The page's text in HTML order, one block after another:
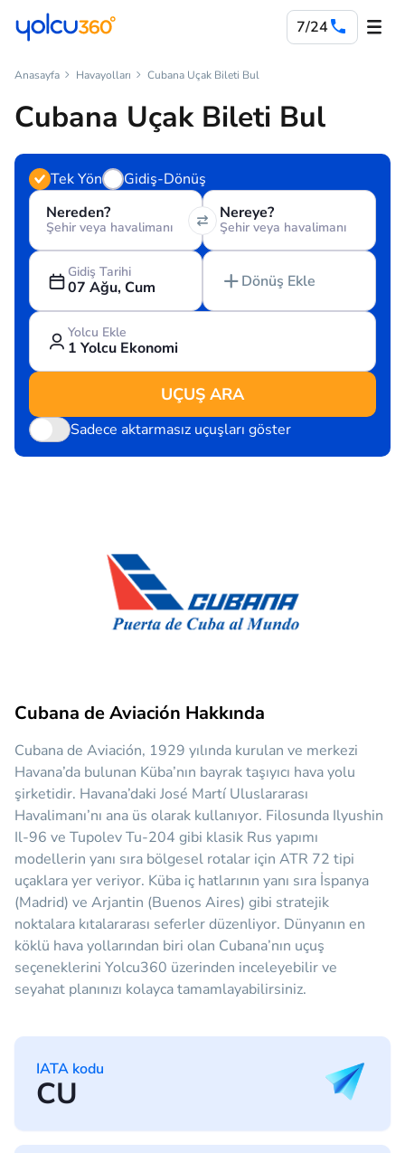
7/24
Anasayfa Havayolları Cubana Uçak Bileti Bul
Cubana Uçak Bileti Bul
Tek Yön
Gidiş-Dönüş
Nereden?
Şehir veya havalimanı
Nereye?
Şehir veya havalimanı
Gidiş Tarihi
07 Ağu, Cum Dönüş Ekle
Yolcu Ekle
1 Yolcu Ekonomi
UÇUŞ ARA
Sadece aktarmasız uçuşları göster
Cubana de Aviación Hakkında
Cubana de Aviación, 1929 yılında kurulan ve merkezi
Havana’da bulunan Küba’nın bayrak taşıyıcı hava yolu
şirketidir. Havana’daki José Martí Uluslararası
Havalimanı’nı ana üs olarak kullanıyor. Filosunda Ilyushin
Il-96 ve Tupolev Tu-204 gibi klasik Rus yapımı
modellerin yanı sıra bölgesel rotalar için ATR 72 tipi
uçaklara yer veriyor. Küba iç hatlarının yanı sıra İspanya
(Madrid) ve Arjantin (Buenos Aires) gibi stratejik
noktalara kıtalararası seferler düzenliyor. Dünyanın en
köklü hava yollarından biri olan Cubana’nın uçuş
seçeneklerini Yolcu360 üzerinden inceleyebilir ve
seyahat planınızı kolayca tamamlayabilirsiniz.
IATA kodu
CU